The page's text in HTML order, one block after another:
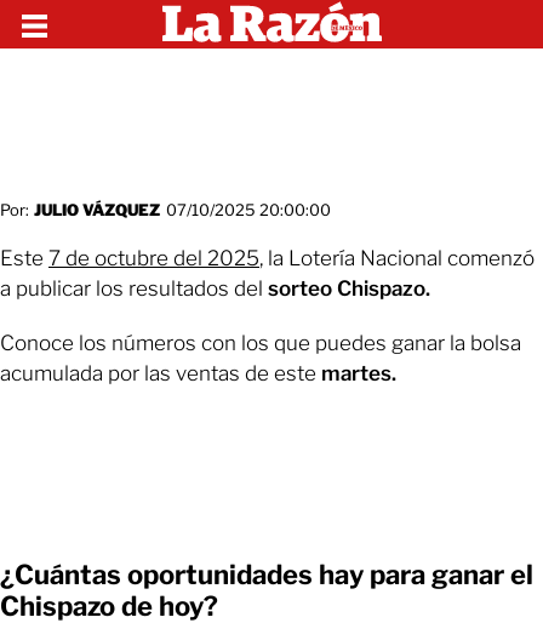
Por: JULIO VÁZQUEZ 07/10/2025 20:00:00
Este 7 de octubre del 2025, la Lotería Nacional comenzó
a publicar los resultados del sorteo Chispazo.
Conoce los números con los que puedes ganar la bolsa
acumulada por las ventas de este martes.
¿Cuántas oportunidades hay para ganar el
Chispazo de hoy?